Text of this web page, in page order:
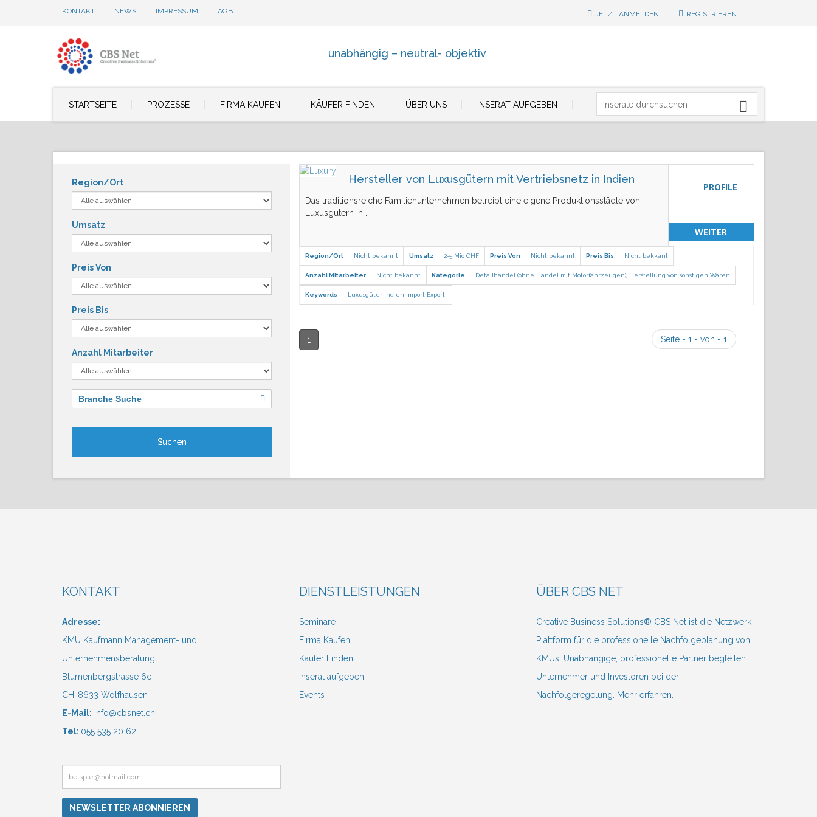
JETZT ANMELDEN REGISTRIEREN
KONTAKT NEWS IMPRESSUM AGB
unabhängig – neutral- objektiv
STARTSEITE PROZESSE FIRMA KAUFEN KÄUFER FINDEN ÜBER UNS INSERAT AUFGEBEN
Region/Ort
Umsatz
Preis Von
Preis Bis
Anzahl Mitarbeiter
Branche Suche
Suchen
PROFILE
WEITER
Hersteller von Luxusgütern mit Vertriebsnetz in Indien
Das traditionsreiche Familienunternehmen betreibt eine eigene Produktionsstädte von
Luxusgütern in
Region/Ort Nicht bekannt Umsatz 2-5 Mio CHF Preis Von Nicht bekannt Preis Bis Nicht bekkant
Anzahl Mitarbeiter Nicht bekannt Kategorie Detailhandel (ohne Handel mit Motorfahrzeugen) Herstellung von sonstigen Waren
Keywords Luxusgüter Indien Import Export
1 Seite - 1 - von - 1
KONTAKT
Adresse:
KMU Kaufmann Management- und
Unternehmensberatung
Blumenbergstrasse 6c
CH-8633 Wolfhausen
E-Mail: info@cbsnet.ch
Tel: 055 535 20 62
DIENSTLEISTUNGEN
Seminare
Firma Kaufen
Käufer Finden
Inserat aufgeben
Events
ÜBER CBS NET
Creative Business Solutions® CBS Net ist die Netzwerk
Plattform für die professionelle Nachfolgeplanung von
KMUs. Unabhängige, professionelle Partner begleiten
Unternehmer und Investoren bei der
Nachfolgeregelung.
Mehr erfahren…